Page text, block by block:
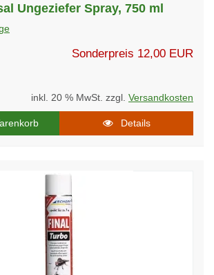
Ungeziefer Spray, 750 ml
Sonderpreis 12,00 EUR
inkl. 20 % MwSt. zzgl. Versandkosten
Details